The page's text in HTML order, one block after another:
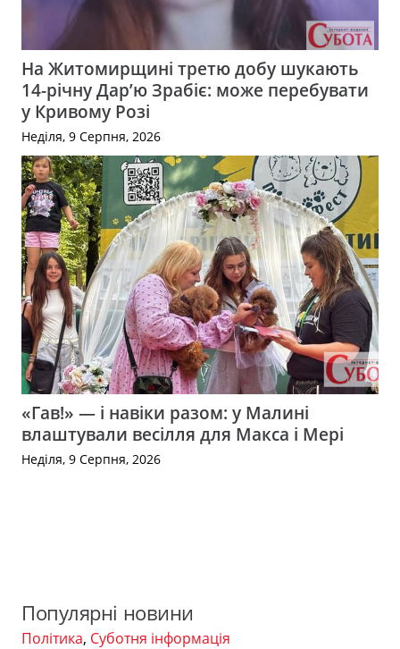
На Житомирщині третю добу шукають
14-річну Дар’ю Зрабіє: може перебувати
у Кривому Розі
Неділя, 9 Серпня, 2026
«Гав!» — і навіки разом: у Малині
влаштували весілля для Макса і Мері
Неділя, 9 Серпня, 2026
Популярні новини
Політика, Суботня інформація